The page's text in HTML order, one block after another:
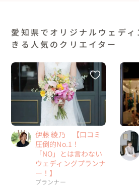
愛知県でオリジナルウェディ
きる人気のクリエイター
伊藤 綾乃 【口コミ
圧倒的No.1！
「NO」とは言わない
ウェディングプランナ
ー！】
プランナー